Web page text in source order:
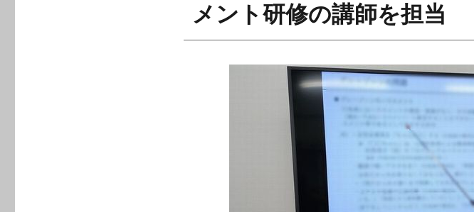
メント研修の講師を担当